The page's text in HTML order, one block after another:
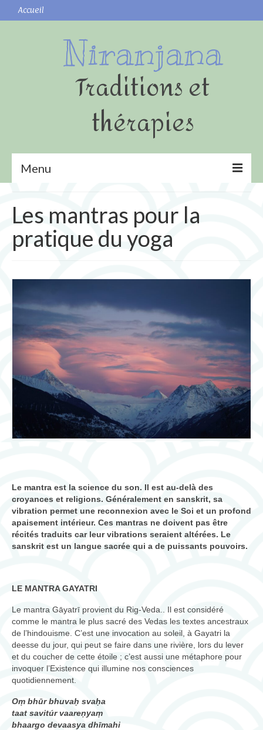
Accueil
Niranjana
Traditions et
thérapies
Menu
Shatkarmas (nettoyages)
Surya namaskar (Salutation au Soleil)
Ayurveda
Ayurveda, science de l’âme
Les 3 doshas
consultations
massages et thérapies
Produits ayurvédiques
Jyotish, science cosmique
mantra et rudraksha
consultations
musique
Biographie
contact
Les mantras pour la
pratique du yoga
Le mantra est la science du son. Il est au-delà des
croyances et religions. Généralement en sanskrit, sa
vibration permet une reconnexion avec le Soi et un profond
apaisement intérieur. Ces mantras ne doivent pas être
récités traduits car leur vibrations seraient altérées. Le
sanskrit est un langue sacrée qui a de puissants pouvoirs.
LE MANTRA GAYATRI
Le mantra Gāyatrī provient du Rig-Veda.. Il est considéré
comme le mantra le plus sacré des Vedas les textes ancestraux
de l’hindouisme. C’est une invocation au soleil, à Gayatri la
deesse du jour, qui peut se faire dans une rivière, lors du lever
et du coucher de cette étoile ; c’est aussi une métaphore pour
invoquer l’Existence qui illumine nos consciences
quotidiennement.
Oṃ bhūr bhuvaḥ svaḥa
taat savitúr vaareṇyaṃ
bhaargo devaasya dhīmahi